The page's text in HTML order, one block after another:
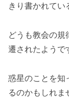
きり書かれてい
どうも教会の規
遷されたようで
惑星のことを知
るのかもしれま